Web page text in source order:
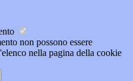
non possono essere
nella pagina della cookie